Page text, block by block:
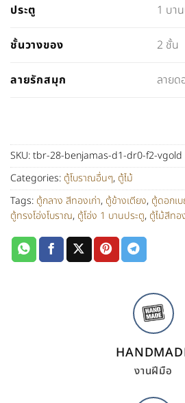
ประตู 1 บา
ชั้นวางของ 2 ชั้น
ลายรักสมุก ลายด
SKU:tbr-28-benjamas-d1-dr0-f2-vgold
Categories: ตู้โบราณอื่นๆ, ตู้ไม้
Tags: ตู้กลาง สีทองเก่า, ตู้ข้างเตียง, ตู้ดอกเ
ตู้ทรงโอ่งโบราณ, ตู้โอ่ง 1 บานประตู, ตู้ไม้สีทอ
งานฝีมือ